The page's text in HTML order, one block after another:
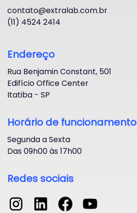
contato@extralab.com.br
(11) 4524 2414
Endereço
Rua Benjamin Constant, 501
Edifício Office Center
Itatiba - SP
Horário de funcionamento
Segunda a Sexta
Das 09h00 às 17h00
Redes sociais